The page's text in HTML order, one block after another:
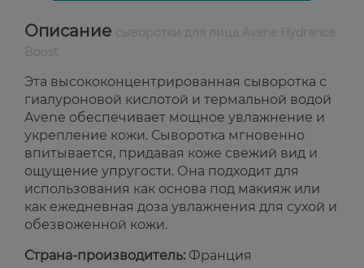
Описание
Эта высококонцентрированная сыворотка с
гиалуроновой кислотой и термальной водой
Avene обеспечивает мощное увлажнение и
укрепление кожи. Сыворотка мгновенно
впитывается, придавая коже свежий вид и
ощущение упругости. Она подходит для
использования как основа под макияж или
как ежедневная доза увлажнения для сухой и
обезвоженной кожи.
Страна-производитель: Франция